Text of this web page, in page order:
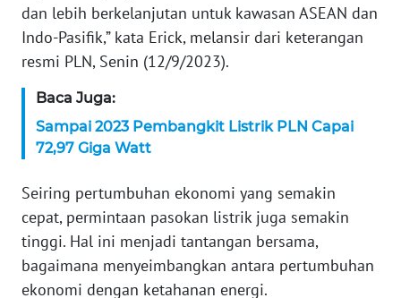
dan lebih berkelanjutan untuk kawasan ASEAN dan
Indo-Pasifik,” kata Erick, melansir dari keterangan
resmi PLN, Senin (12/9/2023).
Baca Juga:
Sampai 2023 Pembangkit Listrik PLN Capai
72,97 Giga Watt
Seiring pertumbuhan ekonomi yang semakin
cepat, permintaan pasokan listrik juga semakin
tinggi. Hal ini menjadi tantangan bersama,
bagaimana menyeimbangkan antara pertumbuhan
ekonomi dengan ketahanan energi.
WN
PAPUA
BARAT
WN
WN
WN
JAMBI
WN